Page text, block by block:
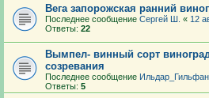
Вега запорожская ранний
Последнее сообщение Сергей Ш. « 12
Ответы: 22
Вымпел- винный сорт
созревания
Последнее сообщение
Ответы: 5